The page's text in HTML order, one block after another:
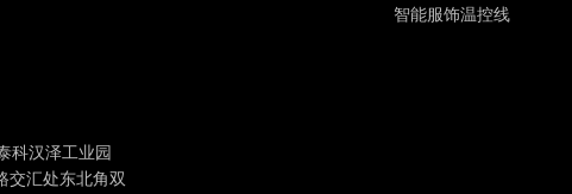
科汉泽工业园
交汇处东北角双
智能服饰温控线